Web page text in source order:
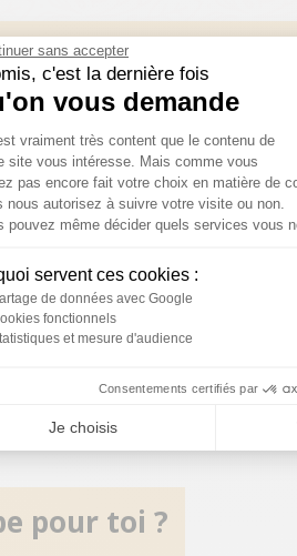
sans accepter
c'est la dernière fois
vous demande
de Gestion
vraiment très content que le contenu de
site vous intéresse. Mais comme vous
pas encore fait votre choix en matière de
nous autorisez à suivre votre visite ou non.
pouvez même décider quels services vous
servent ces cookies :
de données avec Google
fonctionnels
et mesure d'audience
Consentements certifiés par
Je choisis
de ton
de l’activité clôtures.
huit autres gérants.
lancement. Nous avons été
nous avons dû faire face
pour nous
des fournisseurs et
s’adapte constamment aux
pour toi ?